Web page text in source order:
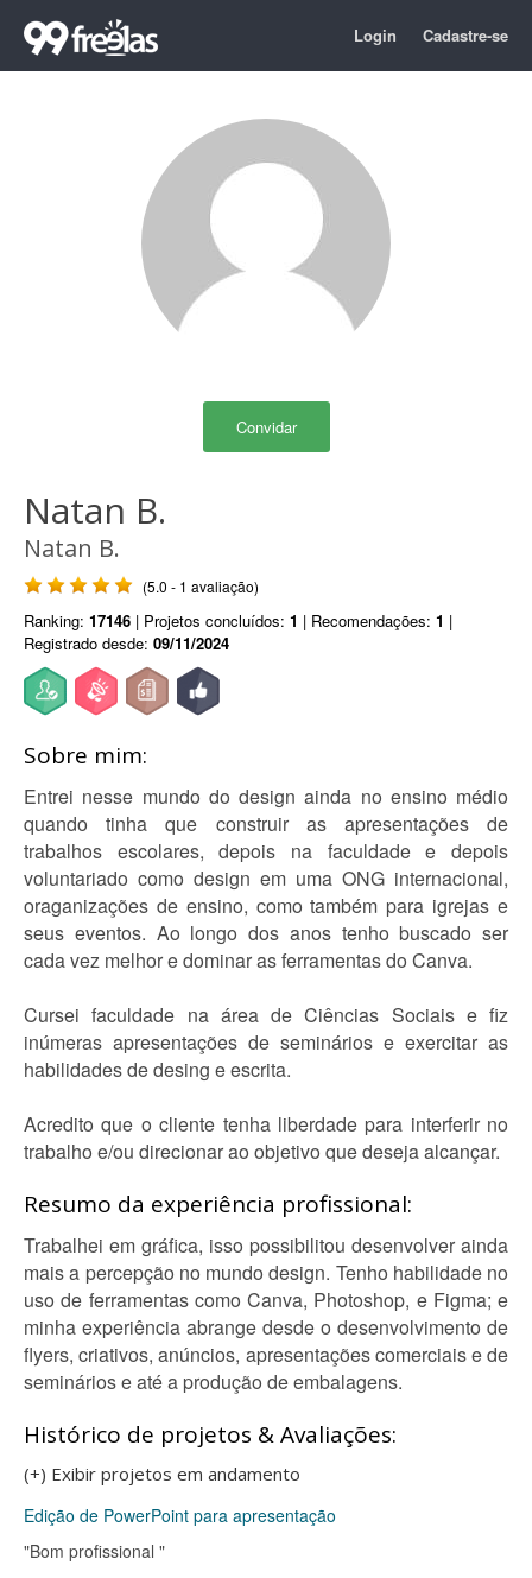
Login Cadastre-se
Convidar
Natan B.
Natan B.
(5.0 - 1 avaliação)
Ranking: 17146 | Projetos concluídos: 1 | Recomendações: 1 |
Registrado desde: 09/11/2024
Sobre mim:
Entrei nesse mundo do design ainda no ensino médio
quando tinha que construir as apresentações de
trabalhos escolares, depois na faculdade e depois
voluntariado como design em uma ONG internacional,
oraganizações de ensino, como também para igrejas e
seus eventos. Ao longo dos anos tenho buscado ser
cada vez melhor e dominar as ferramentas do Canva.
Cursei faculdade na área de Ciências Sociais e fiz
inúmeras apresentações de seminários e exercitar as
habilidades de desing e escrita.
Acredito que o cliente tenha liberdade para interferir no
trabalho e/ou direcionar ao objetivo que deseja alcançar.
Resumo da experiência profissional:
Trabalhei em gráfica, isso possibilitou desenvolver ainda
mais a percepção no mundo design. Tenho habilidade no
uso de ferramentas como Canva, Photoshop, e Figma; e
minha experiência abrange desde o desenvolvimento de
flyers, criativos, anúncios, apresentações comerciais e de
seminários e até a produção de embalagens.
Histórico de projetos & Avaliações:
(+) Exibir projetos em andamento
Edição de PowerPoint para apresentação
"Bom profissional "